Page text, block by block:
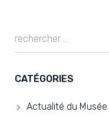
CATÉGORIES
Actualité du Musée